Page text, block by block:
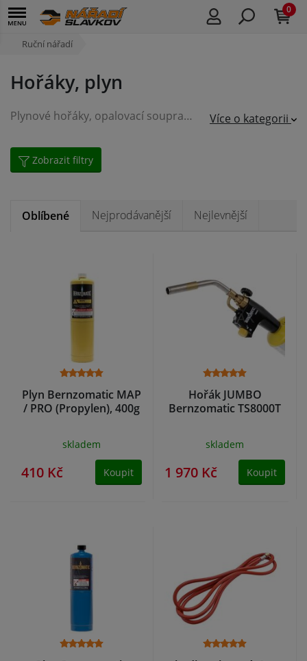
0
Ruční nářadí
Hořáky, plyn
Plynové hořáky, opalovací soupravy a dopňky pro váš dům, dílnu i zahradu. Více o kategorii
Zobrazit filtry
Oblíbené Nejprodávanější Nejlevnější
Plyn Bernzomatic MAP
/ PRO (Propylen), 400g
skladem
410 Kč Koupit
Hořák JUMBO
Bernzomatic TS8000T
skladem
1 970 Kč Koupit